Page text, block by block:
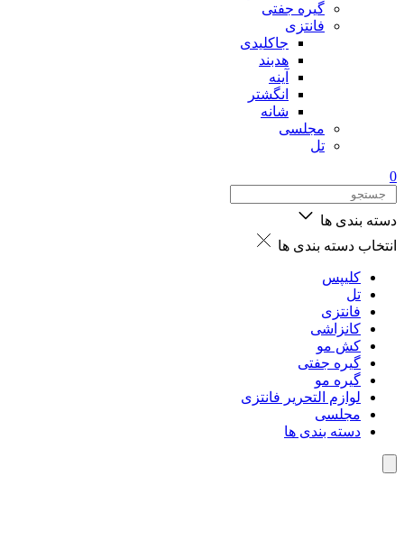
گیره جفتی
فانتزی
جاکلیدی
هدبند
آینه
انگشتر
شانه
مجلسی
تل
0
دسته بندی ها
انتخاب دسته بندی ها
کلیپس
تل
فانتزی
کانزاشی
کش مو
گیره جفتی
گیره مو
لوازم التحریر فانتزی
مجلسی
دسته بندی ها